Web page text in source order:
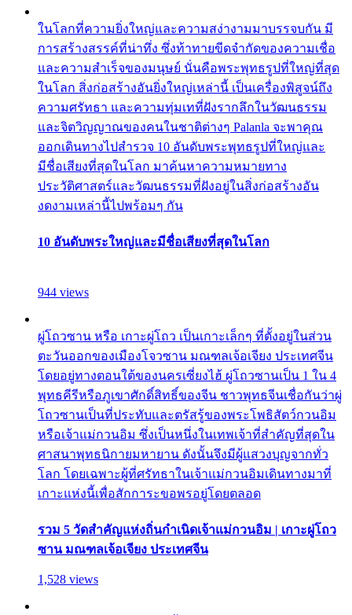
ในโลกที่ความยิ่งใหญ่และความสง่างามมาบรรจบกัน มี
การสร้างสรรค์ที่น่าทึ่ง ซึ่งท้าทายขีดจำกัดของความเชื่อ
และความสำเร็จของมนุษย์ นั่นคือพระพุทธรูปที่ใหญ่ที่สุด
ในโลก สิ่งก่อสร้างอันยิ่งใหญ่เหล่านี้ เป็นเครื่องพิสูจน์ถึง
ความศรัทธา และความทุ่มเทที่ฝังรากลึกในวัฒนธรรม
และจิตวิญญาณของคนในชาติต่างๆ Palanla จะพาคุณ
ออกเดินทางไปสำรวจ 10 อันดับพระพุทธรูปที่ใหญ่และ
มีชื่อเสียงที่สุดในโลก มาค้นหาความหมายทาง
ประวัติศาสตร์และวัฒนธรรมที่ฝังอยู่ในสิ่งก่อสร้างอัน
งดงามเหล่านี้ไปพร้อมๆ กัน
10 อันดับพระใหญ่และมีชื่อเสียงที่สุดในโลก
944 views
ผู่โถวซาน หรือ เกาะผู่โถว เป็นเกาะเล็กๆ ที่ตั้งอยู่ในส่วน
ตะวันออกของเมืองโจวซาน มณฑลเจ้อเจียง ประเทศจีน
โดยอยู่ทางตอนใต้ของนครเซี่ยงไฮ้ ผู่โถวซานเป็น 1 ใน 4
พุทธคีรีหรือภูเขาศักดิ์สิทธิ์ของจีน ชาวพุทธจีนเชื่อกันว่าผู่
โถวซานเป็นที่ประทับและตรัสรู้ของพระโพธิสัตว์กวนอิม
หรือเจ้าแม่กวนอิม ซึ่งเป็นหนึ่งในเทพเจ้าที่สำคัญที่สุดใน
ศาสนาพุทธนิกายมหายาน ดังนั้นจึงมีผู้แสวงบุญจากทั่ว
โลก โดยเฉพาะผู้ที่ศรัทธาในเจ้าแม่กวนอิมเดินทางมาที่
เกาะแห่งนี้เพื่อสักการะขอพรอยู่โดยตลอด
รวม 5 วัดสำคัญแห่งถิ่นกำเนิดเจ้าแม่กวนอิม | เกาะผู่โถว
ซาน มณฑลเจ้อเจียง ประเทศจีน
1,528 views